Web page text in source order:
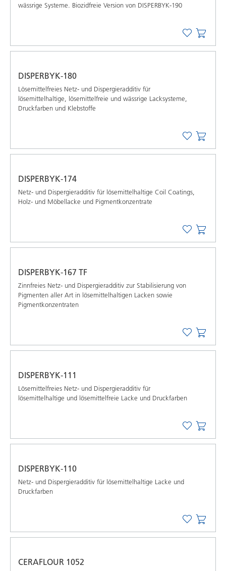
wässrige Systeme. Biozidfreie Version von DISPERBYK-190
DISPERBYK-180
Lösemittelfreies Netz- und Dispergieradditiv für
lösemittelhaltige, lösemittelfreie und wässrige Lacksysteme,
Druckfarben und Klebstoffe
DISPERBYK-174
Netz- und Dispergieradditiv für lösemittelhaltige Coil Coatings,
Holz- und Möbellacke und Pigmentkonzentrate
DISPERBYK-167 TF
Zinnfreies Netz- und Dispergieradditiv zur Stabilisierung von
Pigmenten aller Art in lösemittelhaltigen Lacken sowie
Pigmentkonzentraten
DISPERBYK-111
Lösemittelfreies Netz- und Dispergieradditiv für
lösemittelhaltige und lösemittelfreie Lacke und Druckfarben
DISPERBYK-110
Netz- und Dispergieradditiv für lösemittelhaltige Lacke und
Druckfarben
CERAFLOUR 1052